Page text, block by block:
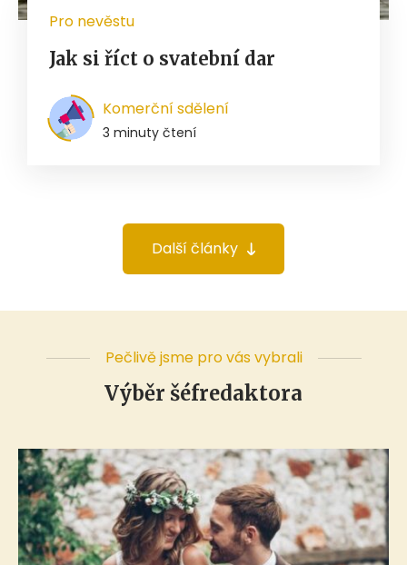
Pro nevěstu
Jak si říct o svatební dar
Komerční sdělení
3 minuty čtení
Další články
Pečlivě jsme pro vás vybrali
Výběr šéfredaktora